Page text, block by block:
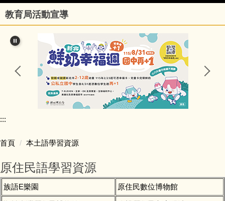
台灣母語日專區
百年校慶紀念歌
本土語in幼兒園
本土語教學資源
推廣活動成果
教育局活動宣導
:::
首頁 本土語學習資源
原住民語學習資源
族語E樂園 原住民數位博物館